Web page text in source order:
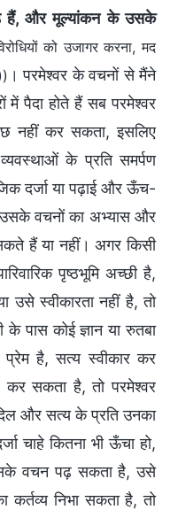
हैं, और मूल्यांकन के उसके
को उजागर करना, मद
। परमेश्वर के वचनों से मैंने
में पैदा होते हैं सब परमेश्वर
कुछ नहीं कर सकता, इसलिए
के प्रति समर्पण
दर्जा या पढ़ाई और ऊँच-
उसके वचनों का अभ्यास और
हैं या नहीं। अगर किसी
पृष्ठभूमि अच्छी है,
स्वीकारता नहीं है, तो
पास कोई ज्ञान या रुतबा
है, सत्य स्वीकार कर
कर सकता है, तो परमेश्वर
और सत्य के प्रति उनका
चाहे कितना भी ऊँचा हो,
वचन पढ़ सकता है, उसे
कर्तव्य निभा सकता है, तो